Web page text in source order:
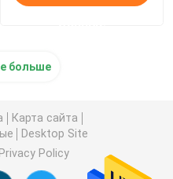
больше
Карта сайта
Desktop Site
Privacy Policy